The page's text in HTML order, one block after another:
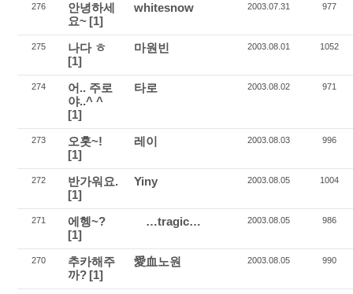
276
안녕하세
요~ [1]
whitesnow 2003.07.31 977
275
나다 ㅎ
[1]
마원빈 2003.08.01 1052
274
어.. 주로
야..^ ^
[1]
타로 2003.08.02 971
273
오홋~!
[1]
레이 2003.08.03 996
272
반가워요.
[1]
Yiny 2003.08.05 1004
271
에헹~?
[1]
…tragic… 2003.08.05 986
270
추카해주
까? [1]
愛血노원 2003.08.05 990